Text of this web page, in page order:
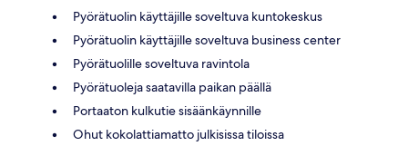
Pyörätuolin käyttäjille soveltuva kuntokeskus
Pyörätuolin käyttäjille soveltuva business center
Pyörätuolille soveltuva ravintola
Pyörätuoleja saatavilla paikan päällä
Portaaton kulkutie sisäänkäynnille
Ohut kokolattiamatto julkisissa tiloissa